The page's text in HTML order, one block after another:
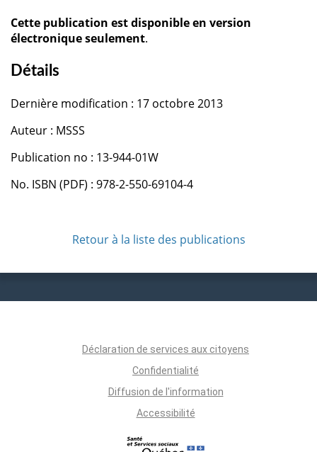
Cette publication est disponible en version
électronique seulement.
Détails
Dernière modification : 17 octobre 2013
Auteur : MSSS
Publication no : 13-944-01W
No. ISBN (PDF) : 978-2-550-69104-4
Retour à la liste des publications
Déclaration de services aux citoyens
Confidentialité
Diffusion de l'information
Accessibilité